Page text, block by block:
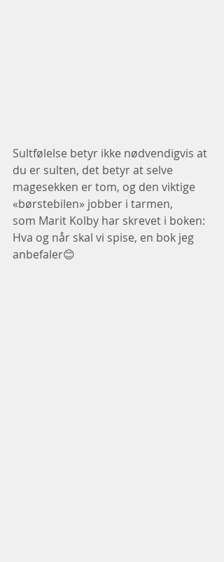
Sultfølelse betyr ikke nødvendigvis at
du er sulten, det betyr at selve
magesekken er tom, og den viktige
«børstebilen» jobber i tarmen,
som Marit Kolby har skrevet i boken:
Hva og når skal vi spise, en bok jeg
anbefaler😊